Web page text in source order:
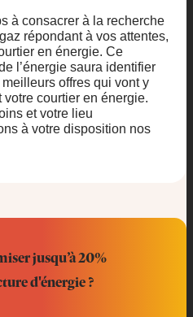
à consacrer à la recherche
répondant à vos attentes,
en énergie. Ce
l’énergie saura identifier
offres qui vont y
courtier en énergie.
et votre lieu
à votre disposition nos
jusqu’à 20%
d'énergie ?